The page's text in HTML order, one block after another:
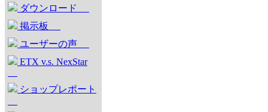
ダウンロード
掲示板
ユーザーの声
ETX v.s. NexStar
ショップレポート